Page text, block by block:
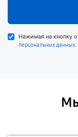
Нажимая на кнопку
персональных данных.